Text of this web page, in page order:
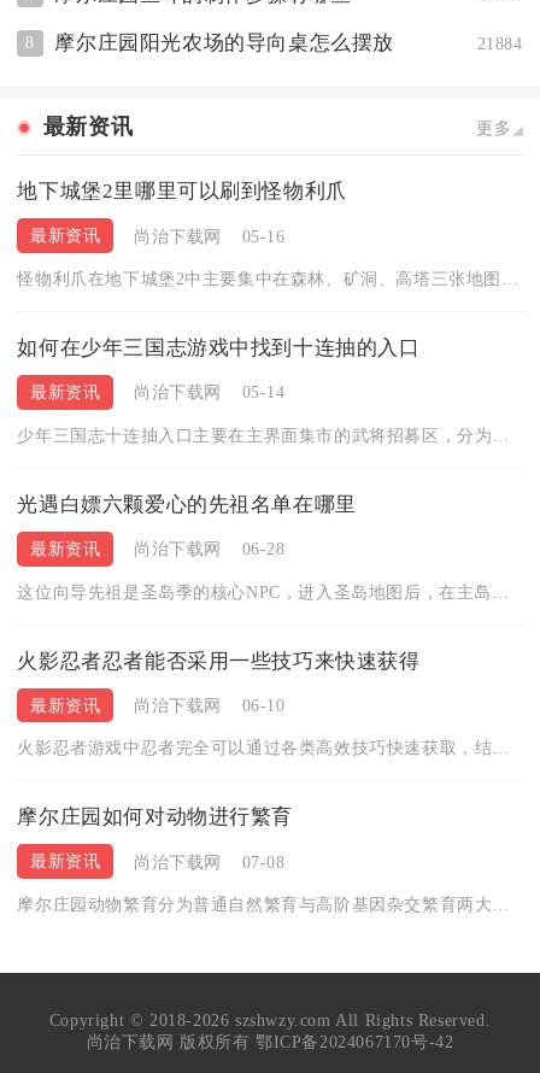
8 摩尔庄园阳光农场的导向桌怎么摆放 21884
最新资讯 更多
地下城堡2里哪里可以刷到怪物利爪
最新资讯 尚治下载网 05-16
如何在少年三国志游戏中找到十连抽的入口
最新资讯 尚治下载网 05-14
光遇白嫖六颗爱心的先祖名单在哪里
最新资讯 尚治下载网 06-28
火影忍者忍者能否采用一些技巧来快速获得
最新资讯 尚治下载网 06-10
火影忍者游戏中忍者完全可以通过各类高效技巧快速获取，结合日常...
摩尔庄园如何对动物进行繁育
最新资讯 尚治下载网 07-08
Copyright © 2018-2026 szshwzy.com All Rights Reserved.
尚治下载网 版权所有鄂ICP备2024067170号-42